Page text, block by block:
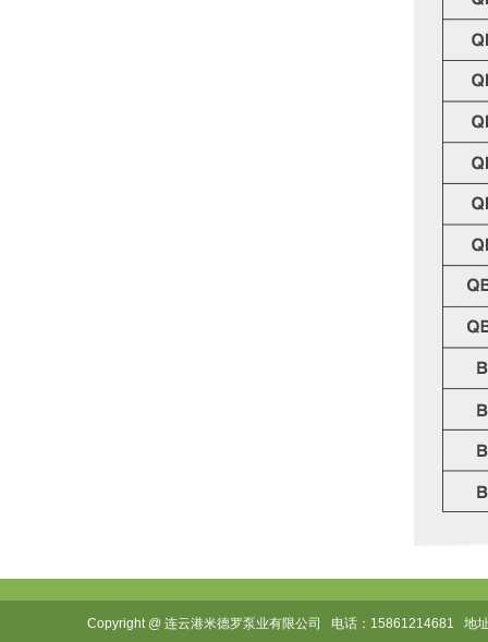
Copyright @ 连云港米德罗泵业有限公司 电话：15861214681